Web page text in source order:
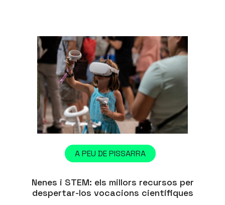
A PEU DE PISSARRA
Nenes i STEM: els millors recursos per
despertar-los vocacions científiques